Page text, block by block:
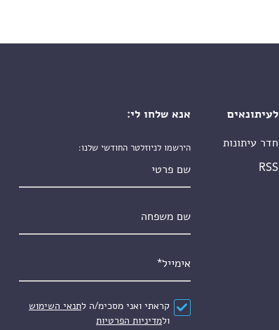
לעיתונאים
חדר עיתונות
RSS
אנא שלחו לי:
הירשמו לניוזלטר החודשי שלנו:
הסכם*
קראתי ואני מסכימ/ה לתנאי השימוש
ולמדיניות הפרטיות